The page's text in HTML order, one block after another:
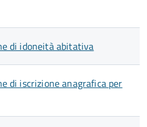
di idoneità abitativa
di iscrizione anagrafica per